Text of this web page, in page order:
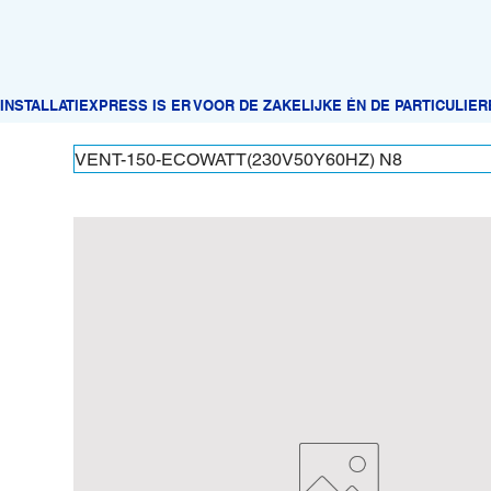
VENT-150-ECOWATT(230V50Y60HZ) N8